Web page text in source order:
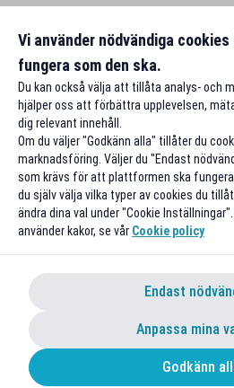
Vi använder nödvändiga
fungera som den ska.
Du kan också välja att tillåta analys- och
hjälper oss att förbättra upplevelsen,
dig relevant innehåll.
Om du väljer "Godkänn alla" tillåter du
marknadsföring. Väljer du "Endast
som krävs för att plattformen ska
du själv välja vilka typer av cookies du
ändra dina val under "Cookie
använder kakor, se vår Cookie policy
Endast
Anpassa mina
Godkänn